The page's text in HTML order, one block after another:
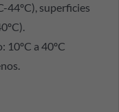
44ºC), superficies
10ºC a 40ºC